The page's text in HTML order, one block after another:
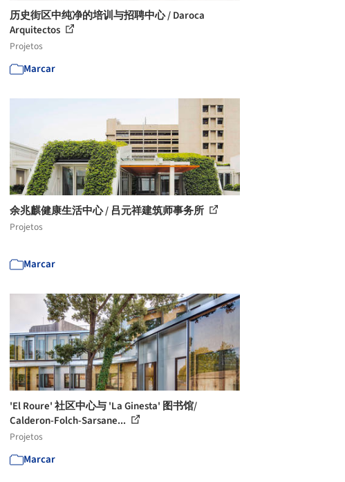
历史街区中纯净的培训与招聘中心 / Daroca
Arquitectos
Projetos
Marcar
余兆麒健康生活中心 / 吕元祥建筑师事务所
Projetos
Marcar
'El Roure' 社区中心与 'La Ginesta' 图书馆/
Calderon-Folch-Sarsane...
Projetos
Marcar